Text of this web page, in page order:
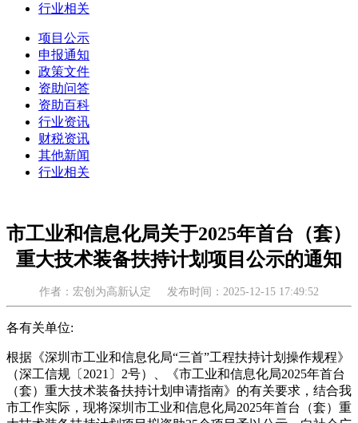
行业相关
项目公示
申报通知
政策文件
资助问答
资助百科
行业资讯
财税资讯
其他新闻
行业相关
市工业和信息化局关于2025年首台（套）
重大技术装备扶持计划项目公示的通知
作者：宏创为高新认定 发布时间：2025-12-15 17:49:52
各有关单位:
根据《深圳市工业和信息化局“三首”工程扶持计划操作规程》
（深工信规〔2021〕2号）、《市工业和信息化局2025年首台
（套）重大技术装备扶持计划申请指南》的有关要求，结合我
市工作实际，现将深圳市工业和信息化局2025年首台（套）重